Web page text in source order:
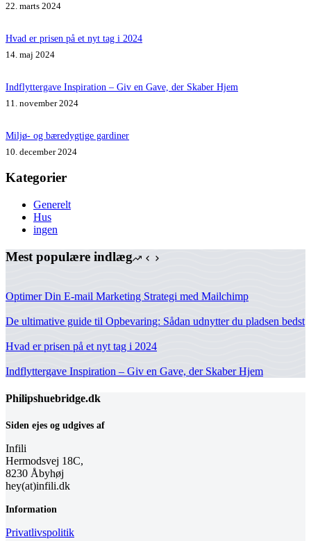
22. marts 2024
Hvad er prisen på et nyt tag i 2024
14. maj 2024
Indflyttergave Inspiration – Giv en Gave, der Skaber Hjem
11. november 2024
Miljø- og bæredygtige gardiner
10. december 2024
Kategorier
Generelt
Hus
ingen
Mest populære indlæg
Optimer Din E-mail Marketing Strategi med Mailchimp
De ultimative guide til Opbevaring: Sådan udnytter du pladsen bedst
Hvad er prisen på et nyt tag i 2024
Indflyttergave Inspiration – Giv en Gave, der Skaber Hjem
Philipshuebridge.dk
Siden ejes og udgives af
Infili
Hermodsvej 18C,
8230 Åbyhøj
hey(at)infili.dk
Information
Privatlivspolitik